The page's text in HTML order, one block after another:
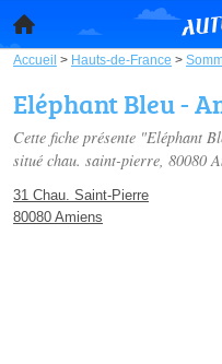
Accueil > Hauts-de-France >
Eléphant Bleu -
Cette fiche présente "Eléphant
situé chau. saint-pierre, 80080
31 Chau. Saint-Pierre
80080 Amiens